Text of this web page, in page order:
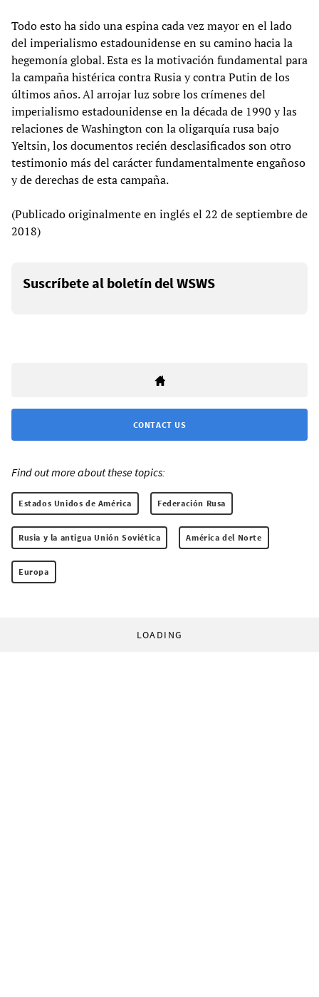
Todo esto ha sido una espina cada vez mayor en el lado
del imperialismo estadounidense en su camino hacia la
hegemonía global. Esta es la motivación fundamental para
la campaña histérica contra Rusia y contra Putin de los
últimos años. Al arrojar luz sobre los crímenes del
imperialismo estadounidense en la década de 1990 y las
relaciones de Washington con la oligarquía rusa bajo
Yeltsin, los documentos recién desclasificados son otro
testimonio más del carácter fundamentalmente engañoso
y de derechas de esta campaña.
(Publicado originalmente en inglés el 22 de septiembre de
2018)
Suscríbete al boletín del WSWS
CONTACT US
Find out more about these topics:
Estados Unidos de América Federación Rusa
Rusia y la antigua Unión Soviética América del Norte
Europa
LOADING